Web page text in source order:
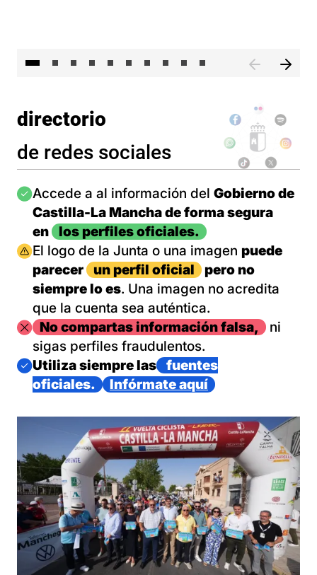
directorio
de redes sociales
Imagen
Accede a al información del Gobierno de
Castilla-La Mancha de forma segura
en
los perfiles oficiales.
Imagen
El logo de la Junta o una imagen puede
parecer
un perfil oficial
pero no
siempre lo es. Una imagen no acredita
que la cuenta sea auténtica.
ImagenNo compartas información falsa,
ni
sigas perfiles fraudulentos.
Imagen
Utiliza siempre las
fuentes
oficiales.
Infórmate aquí